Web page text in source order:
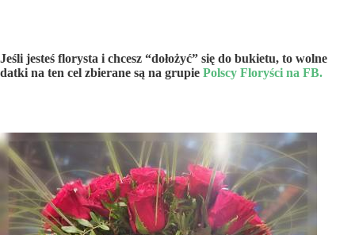
Jeśli jesteś florysta i chcesz “dołożyć” się do bukietu, to wolne
datki na ten cel zbierane są na grupie Polscy Floryści na FB.